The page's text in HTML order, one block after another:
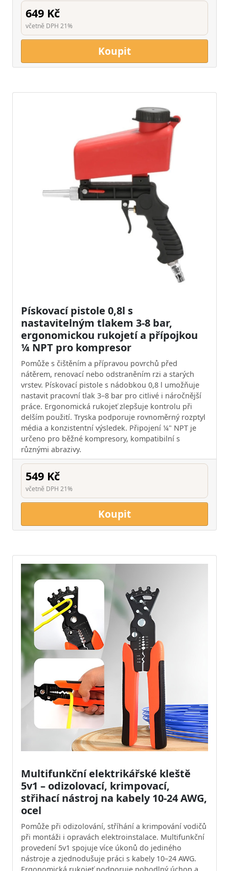
649 Kč
včetně DPH 21%
Koupit
Pískovací pistole 0,8l s
nastavitelným tlakem 3-8 bar,
ergonomickou rukojetí a přípojkou
¼ NPT pro kompresor
Pomůže s čištěním a přípravou povrchů před
nátěrem, renovací nebo odstraněním rzi a starých
vrstev. Pískovací pistole s nádobkou 0,8 l umožňuje
nastavit pracovní tlak 3–8 bar pro citlivé i náročnější
práce. Ergonomická rukojeť zlepšuje kontrolu při
delším použití. Tryska podporuje rovnoměrný rozptyl
média a konzistentní výsledek. Připojení ¼" NPT je
určeno pro běžné kompresory, kompatibilní s
různými abrazivy.
549 Kč
včetně DPH 21%
Koupit
Multifunkční elektrikářské kleště
5v1 – odizolovací, krimpovací,
střihací nástroj na kabely 10-24 AWG,
ocel
Pomůže při odizolování, stříhání a krimpování vodičů
při montáži i opravách elektroinstalace. Multifunkční
provedení 5v1 spojuje více úkonů do jediného
nástroje a zjednodušuje práci s kabely 10–24 AWG.